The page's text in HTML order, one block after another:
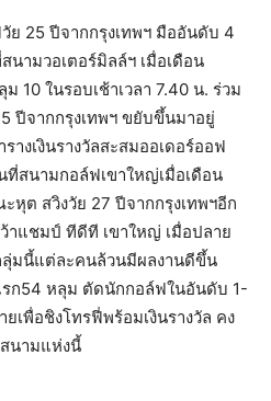
25 ปีจากกรุงเทพฯ มืออันดับ 4
ามวอเตอร์มิลล์ฯ เมื่อเดือน
10 ในรอบเช้าเวลา 7.40 น. ร่วม
ปีจากกรุงเทพฯ ขยับขึ้นมาอยู่
งเงินรางวัลสะสมออเดอร์ออฟ
ที่สนามกอล์ฟเขาใหญ่เมื่อเดือน
หุต สวิงวัย 27 ปีจากกรุงเทพฯอีก
าแชมป์ ทีดีที เขาใหญ่ เมื่อปลาย
มนี้แต่ละคนล้วนมีผลงานดีขึ้น
รก54 หลุม ตัดนักกอล์ฟในอันดับ 1-
เพื่อชิงโทรฟี่พร้อมเงินรางวัล คง
นามแห่งนี้